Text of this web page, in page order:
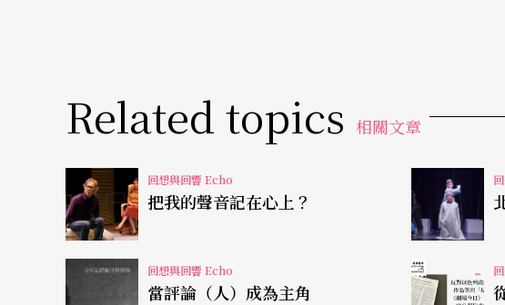
剪接方式、中國劇曲的虛實相生、中國繪畫的寫意等多種藝
的表現力。不僅爲全劇增添不少耐人尋味的場面，且有效地
篇一律舞劇的觀衆每每眼前一完、心中一蕩。
比如，老爺強暴少女那段必不可少的雙人舞以剪影朦朧化處
一段雙人舞，用以連接中場；家丁們用四塊壁板把少女擠進
亂棍猛擊影壁，留下斑斑血跡，三姨太和情人，連同二姨太
Related topics 相關文章
回想與回響 Echo
把我的聲音記在心上？
回想與回響 Echo
當評論（人）成為主角